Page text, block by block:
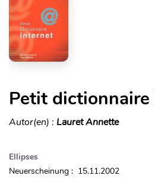
Petit
Autor(en) : Lauret Annette
Ellipses
Neuerscheinung : 15.11.2002